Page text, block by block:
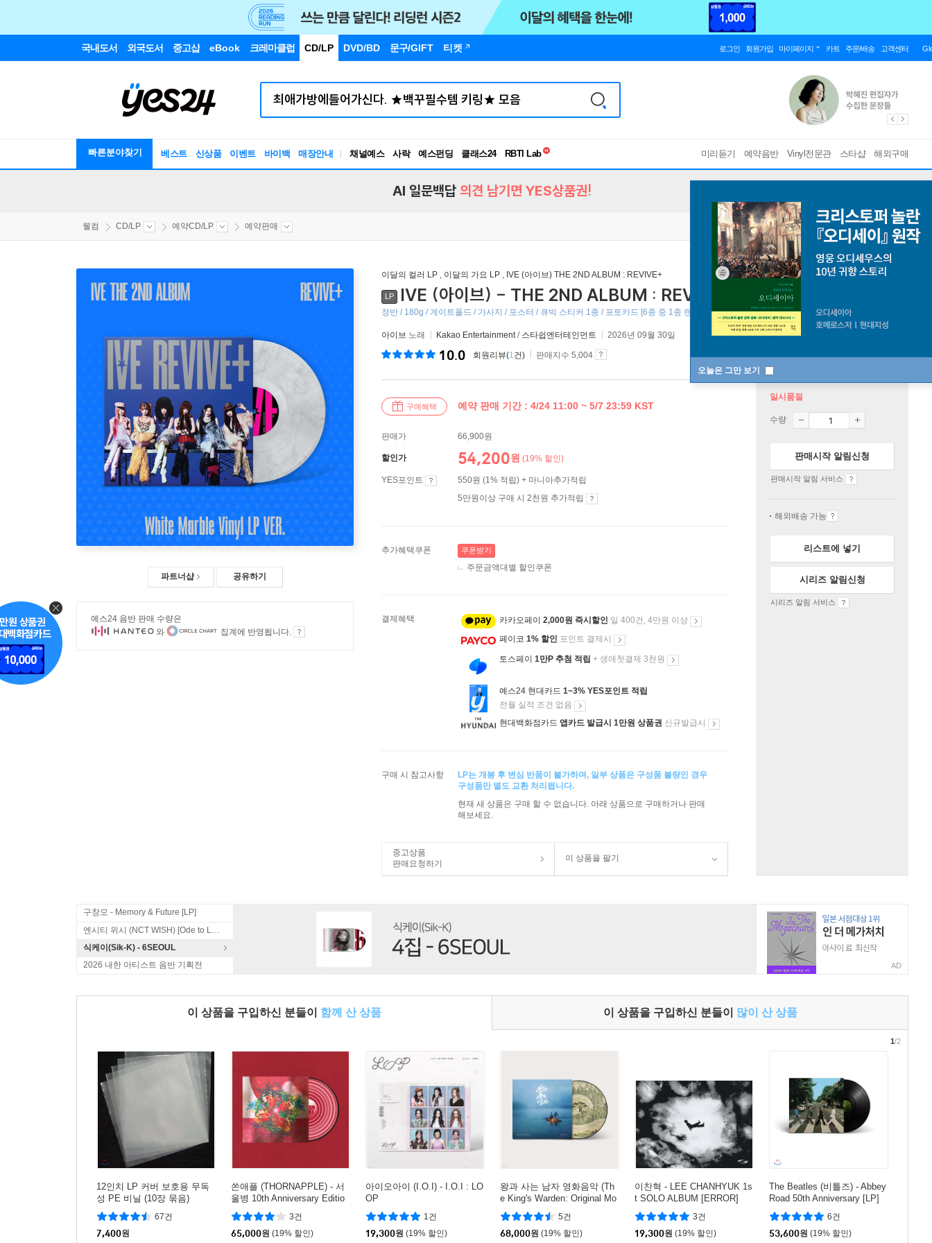
국내도서 외국도서 중고샵 eBook 크레마클럽 CD/LP DVD/BD 문구/GIFT 티켓 로그인 회원가입 마이페이지 카트 주문/배송 고객센터
빠른분야찾기 베스트 신상품 이벤트 바이백 매장안내 채널예스 사락 예스펀딩 클래스24
독서유형검사
미리듣기 예약음반 Vinyl전문관 스타샵 해외구매
오늘은 그만 보기
AI 일문백답 의견 남기면 YES상품권!
웰컴 CD/LP 예약CD/LP 예약판매
파트너샵 공유하기
예스24 음반 판매 수량은
와
집계에 반영됩니다.
이달의 컬러 LP , 이달의 가요 LP , IVE (아이브) THE 2ND ALBUM : REVIVE+
LP IVE (아이브) - THE 2ND ALBUM : REVIVE+ [화이트 마블 컬러 LP]
정반 / 180g / 게이트폴드 / 가사지 / 포스터 / 큐빅 스티커 1종 / 포토카드 [6종 중 1종 랜덤] ]
아이브 노래 Kakao Entertainment/ 스타쉽엔터테인먼트 2026년 09월 30일
10.0 회원리뷰(1건) 판매지수 5,004
구매혜택 예약 판매 기간 : 4/24 11:00 ~ 5/7 23:59 KST
판매가 66,900원
할인가 54,200원 (19% 할인)
YES포인트
550원 (1% 적립) + 마니아추가적립
5만원이상 구매 시 2천원 추가적립
추가혜택쿠폰 쿠폰받기
주문금액대별 할인쿠폰
결제혜택 카카오페이 2,000원 즉시할인 일 400건, 4만원 이상
페이코 1% 할인 포인트 결제시
토스페이 1만P 추첨 적립 + 생애첫결제 3천원
예스24 현대카드 1~3% YES포인트 적립
전월 실적 조건 없음
현대백화점카드 앱카드 발급시 1만원 상품권 신규발급시
구매 시 참고사항
LP는 개봉 후 변심 반품이 불가하며, 일부 상품은 구성품 불량인 경우
구성품만 별도 교환 처리됩니다.
현재 새 상품은 구매 할 수 없습니다. 아래 상품으로 구매하거나 판매
해보세요.
중고상품
판매요청하기
이 상품을 팔기
일시품절
수량
판매시작 알림신청
판매시작 알림 서비스
해외배송 가능
리스트에 넣기
시리즈 알림신청
시리즈 알림 서비스
구창모 - Memory & Future [LP]
엔시티 위시 (NCT WISH) [Ode to Love]
식케이(Sik-K) - 6SEOUL
2026 내한 아티스트 음반 기획전
AD
이 상품을 구입하신 분들이 함께 산 상품 이 상품을 구입하신 분들이 많이 산 상품
12인치 LP 커버 보호용 무독
성 PE 비닐 (10장 묶음)
67건
7,400원
쏜애플 (THORNAPPLE) - 서
울병 10th Anniversary Editio
n [조에트로프 컬러 LP]
3건
65,000원 (19% 할인)
아이오아이 (I.O.I) - I.O.I : LO
OP
1건
19,300원 (19% 할인)
왕과 사는 남자 영화음악 (Th
e King's Warden: Original Mo
tion Picture Soundtrack Musi
c By 달파란) [픽쳐디스크 L
P]
5건
68,000원 (19% 할인)
이찬혁 - LEE CHANHYUK 1s
t SOLO ALBUM [ERROR]
3건
19,300원 (19% 할인)
The Beatles (비틀즈) - Abbey
Road 50th Anniversary [LP]
6건
53,600원 (19% 할인)
1/2